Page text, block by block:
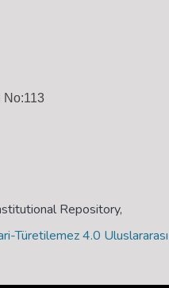
No:113
Repository,
Türetilemez 4.0 Uluslararası